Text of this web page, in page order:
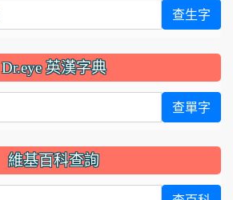
查生字
Dr.eye 英漢字典
查單字
維基百科查詢